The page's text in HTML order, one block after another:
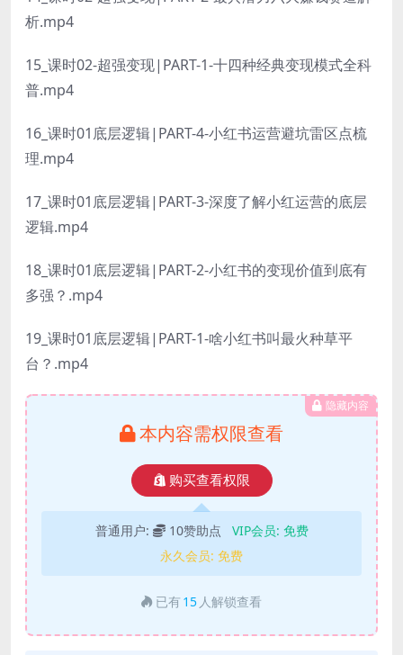
析.mp4
15_课时02-超强变现|PART-1-十四种经典变现模式全科
普.mp4
16_课时01底层逻辑|PART-4-小红书运营避坑雷区点梳
理.mp4
17_课时01底层逻辑|PART-3-深度了解小红运营的底层
逻辑.mp4
18_课时01底层逻辑|PART-2-小红书的变现价值到底有
多强？.mp4
19_课时01底层逻辑|PART-1-啥小红书叫最火种草平
台？.mp4
隐藏内容
本内容需权限查看
购买查看权限
普通用户: 10赞助点 VIP会员: 免费
永久会员: 免费
已有 15 人解锁查看